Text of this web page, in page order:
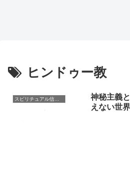
ヒンドゥー教
スピリチュアル信仰と霊的探究
神秘主義
えない世